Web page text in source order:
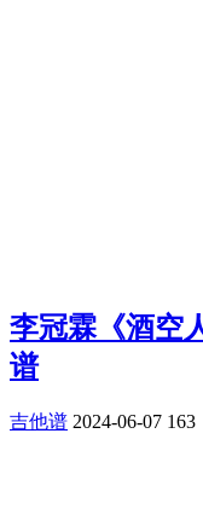
李冠霖《酒空
谱
吉他谱 2024-06-07 163